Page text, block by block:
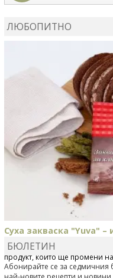
ЛЮБОПИТНО
Суха закваска "Yuva"
Отскоро Лесафр България
продукт, който ще промени
БЮЛЕТИН
Абонирайте се за седмичния